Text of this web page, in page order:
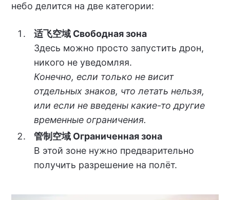
небо делится на две категории:
适飞空域 Свободная зона
Здесь можно просто запустить дрон,
никого не уведомляя.
Конечно, если только не висит
отдельных знаков, что летать нельзя,
или если не введены какие-то другие
временные ограничения.
管制空域 Ограниченная зона
В этой зоне нужно предварительно
получить разрешение на полёт.